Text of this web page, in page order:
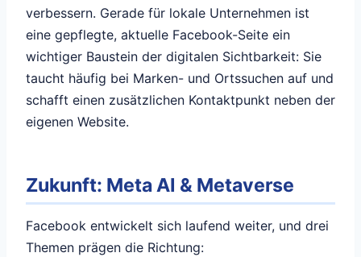
verbessern. Gerade für lokale Unternehmen ist
eine gepflegte, aktuelle Facebook-Seite ein
wichtiger Baustein der digitalen Sichtbarkeit: Sie
taucht häufig bei Marken- und Ortssuchen auf und
schafft einen zusätzlichen Kontaktpunkt neben der
eigenen Website.
Zukunft: Meta AI & Metaverse
Facebook entwickelt sich laufend weiter, und drei
Themen prägen die Richtung: